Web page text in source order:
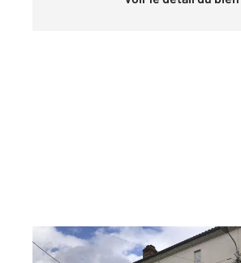
MONTPON MENESTEROL 24